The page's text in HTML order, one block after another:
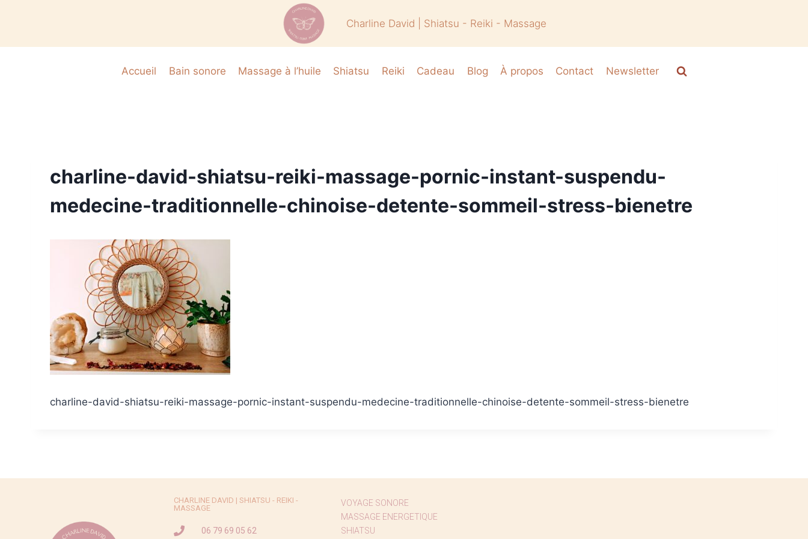
Charline David | Shiatsu - Reiki - Massage
Accueil Bain sonore Massage à l’huile Shiatsu Reiki Cadeau Blog À propos Contact Newsletter
charline-david-shiatsu-reiki-massage-pornic-instant-suspendu-
medecine-traditionnelle-chinoise-detente-sommeil-stress-bienetre
charline-david-shiatsu-reiki-massage-pornic-instant-suspendu-medecine-traditionnelle-chinoise-detente-sommeil-stress-bienetre
CHARLINE DAVID | SHIATSU - REIKI -
MASSAGE
06 79 69 05 62
VOYAGE SONORE
MASSAGE ENERGETIQUE
SHIATSU